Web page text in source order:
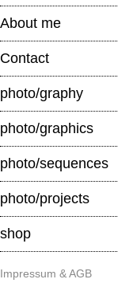
About me
Contact
photo/graphy
photo/graphics
photo/sequences
photo/projects
shop
Impressum & AGB